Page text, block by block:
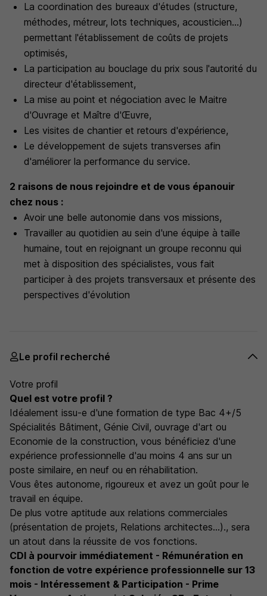
La coordination des bureaux d'études (structure,
méthodes, métreur, lots techniques, acousticien...)
permettant l'établissement de coûts de projets
optimisés,
La participation au bouclage du prix sous l'autorité du
directeur d'établissement,
La mise au point et négociation avec le Maitre
d'Ouvrage et Maître d'Œuvre,
Les visites de chantier et retours d'expérience,
Le développement de sujets transverses afin
d'améliorer la performance du service.
2 raisons de nous rejoindre et de vous épanouir
chez nous :
Avoir une belle autonomie dans vos missions,
Travailler au quotidien au sein d'une équipe à taille
humaine, tout en rejoignant un groupe reconnu qui
met à disposition des spécialistes, vous fait
participer à des projets transversaux et présente des
perspectives d'évolution
Le profil recherché
Votre profil
Quel est votre profil ?
Idéalement issu-e d'une formation de type Bac 4+/5
Spécialités Bâtiment, Génie Civil, ouvrage d'art ou
Economie de la construction, vous bénéficiez d'une
expérience professionnelle d'au moins 4 ans sur un
poste similaire, en neuf ou en réhabilitation.
Vous êtes autonome, rigoureux et avez un goût pour le
travail en équipe.
De plus votre aptitude aux relations commerciales
(présentation de projets, Relations architectes...)., sera
un atout dans la réussite de vos fonctions.
CDI à pourvoir immédiatement - Rémunération en
fonction de votre expérience professionnelle sur 13
mois - Intéressement & Participation - Prime